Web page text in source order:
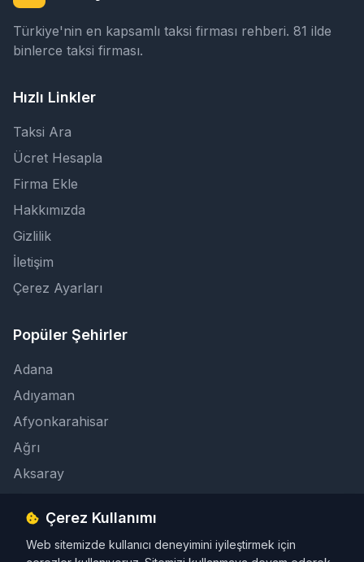
Türkiye'nin en kapsamlı taksi firması rehberi. 81 ilde
binlerce taksi firması.
Hızlı Linkler
Taksi Ara
Ücret Hesapla
Firma Ekle
Hakkımızda
Gizlilik
İletişim
Çerez Ayarları
Popüler Şehirler
Adana
Adıyaman
Afyonkarahisar
Ağrı
Aksaray
İletişim
info@taksicibul.com
Çerez Kullanımı
Web sitemizde kullanıcı deneyimini iyileştirmek için